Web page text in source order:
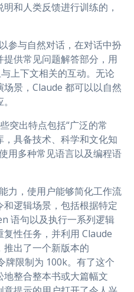
和人类反馈进行训练的，
参与自然对话，在对话中扮
供常见问题解答部分，用
上下文相关的互动。无论
景，Claude 都可以以自然
突出特点包括“广泛的常
具备技术、科学和文化知
用多种常见语言以及编程语
力，使用户能够简化工作流
逻辑场景，包括根据特定
语句以及执行一系列逻辑
性任务，并利用 Claude
出了一个新版本的
牌限制为 100k。有了这个
整合整本书或大篇幅文